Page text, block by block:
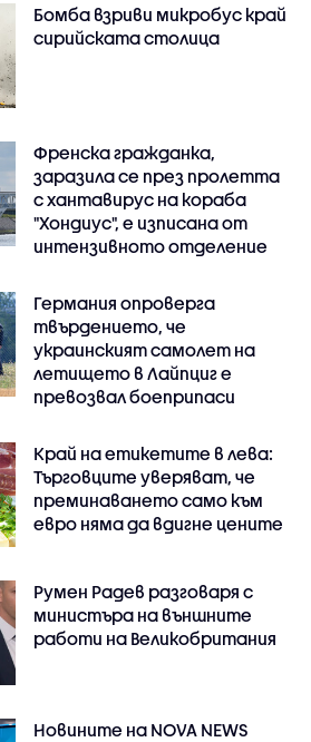
Бомба взриви микробус край
сирийската столица
Френска гражданка,
заразила се през пролетта
с хантавирус на кораба
"Хондиус", е изписана от
интензивното отделение
Германия опроверга
твърдението, че
украинският самолет на
летището в Лайпциг е
превозвал боеприпаси
Край на етикетите в лева:
Търговците уверяват, че
преминаването само към
евро няма да вдигне цените
Румен Радев разговаря с
министъра на външните
работи на Великобритания
Новините на NOVA NEWS